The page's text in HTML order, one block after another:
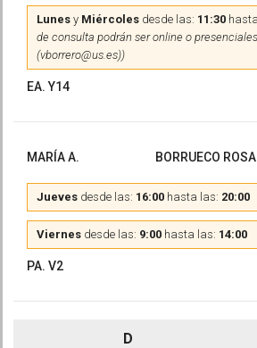
Lunes y Miércoles desde las: 11:30
de consulta podrán ser online o
(vborrero@us.es))
EA. Y14
MARÍA A. BORRUECO ROSA
Jueves desde las: 16:00 hasta las: 20:00
Viernes desde las: 9:00 hasta las: 14:00
PA. V2
D